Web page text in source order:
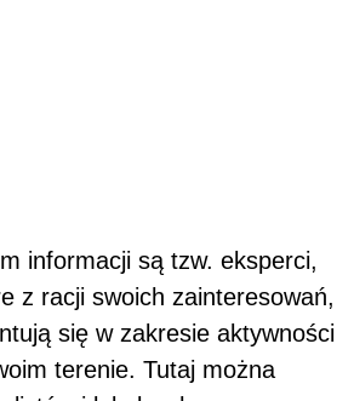
informacji są tzw. eksperci,
z racji swoich zainteresowań,
się w zakresie aktywności
terenie. Tutaj można